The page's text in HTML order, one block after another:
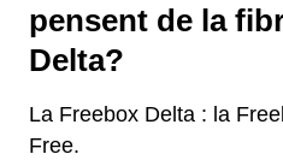
pensent de la
Delta?
La Freebox Delta : la
Free.